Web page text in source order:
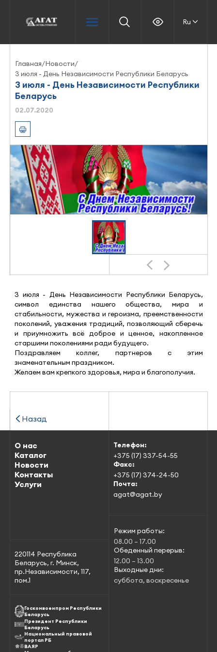
Ru
Главная/Новости/
3 июля - День Независимости Республики Беларусь
3 июля - День Независимости Республики
Беларусь
02.07.2020
3 июля - День Независимости Республики Беларусь,
символ единства нашего общества, мира и
стабильности, мужества и героизма, преемственности
поколений, уважения традиций, позволяющий сберечь
и приумножить всё доброе и ценное, накопленное
старшими поколениями ради будущего.
Поздравляем коллег, партнеров с этим
знаменательным праздником.
Желаем вам крепкого здоровья, мира и благополучия.
Назад
О нас
Каталог
Новости
Контакты
Услуги
Режим работы:
08.00 – 17.00
Обеденный перерыв:
12.00 – 13.00
Выходные дни:
суббота, воскресенье
Госкомвоенпром Республики
Беларусь
Президент Республики
Беларусь
Национальный правовой
портал РБ
ВАЯР
Телефон:
+375 (17) 337-54-55
Факс:
+375 (17) 374-24-50
Почта:
agat@agat.by
220114 Республика
Беларусь, г. Минск,
пр.Независимости, 117,
пом.1